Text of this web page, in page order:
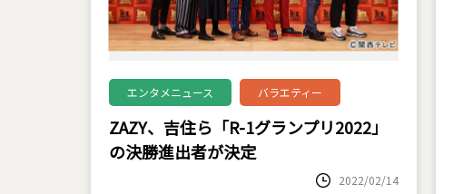
エンタメニュース バラエティー
ZAZY、吉住ら「R-1グランプリ2022」
の決勝進出者が決定
2022/02/14